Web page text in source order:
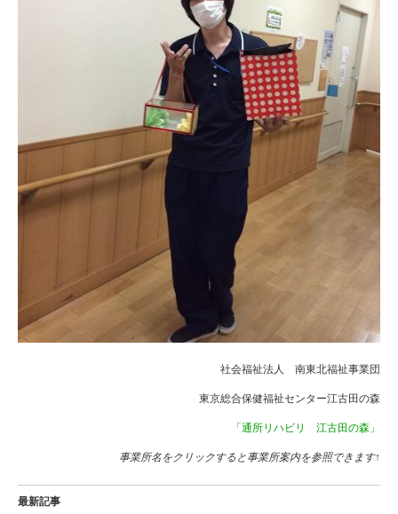
社会福祉法人 南東北福祉事業団
東京総合保健福祉センター江古田の森
「通所リハビリ 江古田の森」
事業所名をクリックすると事業所案内を参照できます↑
最新記事